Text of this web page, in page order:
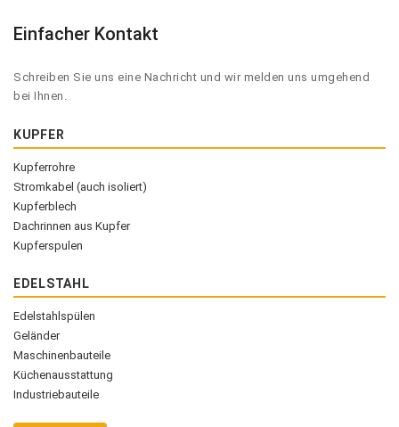
Einfacher Kontakt
Schreiben Sie uns eine Nachricht und wir melden uns umgehend
bei Ihnen.
KUPFER
Kupferrohre
Stromkabel (auch isoliert)
Kupferblech
Dachrinnen aus Kupfer
Kupferspulen
EDELSTAHL
Edelstahlspülen
Geländer
Maschinenbauteile
Küchenausstattung
Industriebauteile